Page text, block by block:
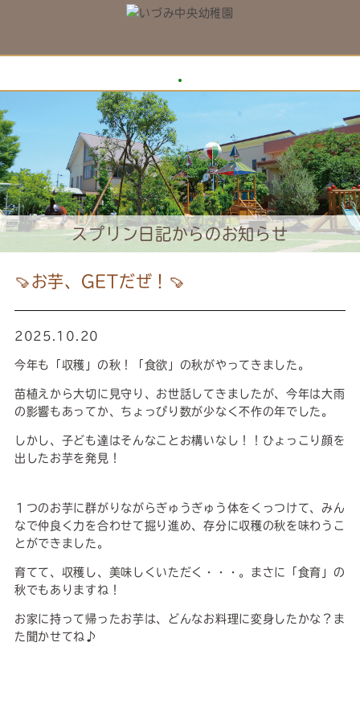
スプリン日記からのお知らせ
🍠お芋、GETだぜ！🍠
2025.10.20
今年も「収穫」の秋！「食欲」の秋がやってきました。
苗植えから大切に見守り、お世話してきましたが、今年は大雨
の影響もあってか、ちょっぴり数が少なく不作の年でした。
しかし、子ども達はそんなことお構いなし！！ひょっこり顔を
出したお芋を発見！
１つのお芋に群がりながらぎゅうぎゅう体をくっつけて、みん
なで仲良く力を合わせて掘り進め、存分に収穫の秋を味わうこ
とができました。
育てて、収穫し、美味しくいただく・・・。まさに「食育」の
秋でもありますね！
お家に持って帰ったお芋は、どんなお料理に変身したかな？ま
た聞かせてね♪